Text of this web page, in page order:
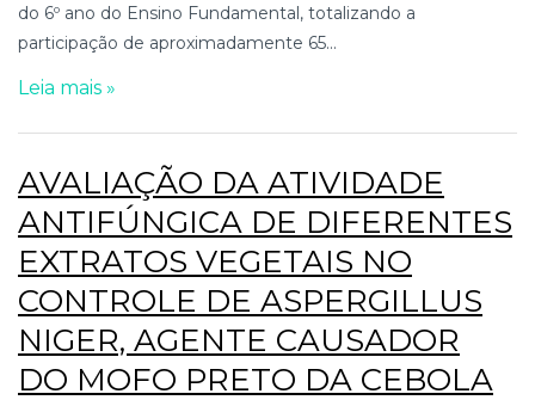
do 6º ano do Ensino Fundamental, totalizando a
participação de aproximadamente 65...
Leia mais »
AVALIAÇÃO DA ATIVIDADE
ANTIFÚNGICA DE DIFERENTES
EXTRATOS VEGETAIS NO
CONTROLE DE ASPERGILLUS
NIGER, AGENTE CAUSADOR
DO MOFO PRETO DA CEBOLA